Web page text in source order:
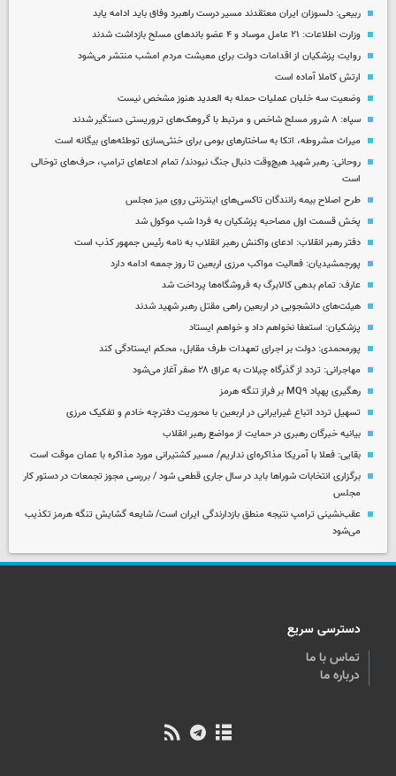
ربیعی: دلسوزان ایران معتقدند مسیر درست راهبرد وفاق باید ادامه یابد
وزارت اطلاعات: ۲۱ عامل موساد و ۴ عضو باندهای مسلح بازداشت شدند
روایت پزشکیان از اقدامات دولت برای معیشت مردم امشب منتشر می‌شود
ارتش کاملا آماده است
وضعیت سه خلبان عملیات حمله به العدید هنوز مشخص نیست
سپاه: ۸ شرور مسلح شاخص و مرتبط با گروهک‌های تروریستی دستگیر شدند
میراث مشروطه، اتکا به ساختارهای بومی برای خنثی‌سازی توطئه‌های بیگانه است
روحانی: رهبر شهید هیچ‌وقت دنبال جنگ نبودند/ تمام ادعاهای ترامپ، حرف‌های توخالی
است
طرح اصلاح بیمه رانندگان تاکسی‌های اینترنتی روی میز مجلس
پخش قسمت اول مصاحبه پزشکیان به فردا شب موکول شد
دفتر رهبر انقلاب: ادعای واکنش رهبر انقلاب به نامه رئیس جمهور کذب است
پورجمشیدیان: فعالیت مواکب مرزی اربعین تا روز جمعه ادامه دارد
عارف: تمام بدهی کالابرگ به فروشگاه‌ها پرداخت شد
هیئت‌های دانشجویی در اربعین راهی مقتل رهبر شهید شدند
پزشکیان: استعفا نخواهم داد و خواهم ایستاد
پورمحمدی: دولت بر اجرای تعهدات طرف مقابل، محکم ایستادگی کند
مهاجرانی: تردد از گذرگاه چیلات به عراق ۲۸ صفر آغاز می‌شود
رهگیری پهپاد MQ۹ بر فراز تنگه هرمز
تسهیل تردد اتباع غیرایرانی در اربعین با محوریت دفترچه خادم و تفکیک مرزی
بیانیه خبرگان رهبری در حمایت از مواضع رهبر انقلاب
بقایی: فعلا با آمریکا مذاکره‌ای نداریم/ مسیر کشتیرانی مورد مذاکره با عمان موقت است
برگزاری انتخابات شوراها باید در سال جاری قطعی شود / بررسی مجوز تجمعات در دستور کار
مجلس
عقب‌نشینی ترامپ نتیجه منطق بازدارندگی ایران است/ شایعه گشایش تنگه هرمز تکذیب
می‌شود
دسترسی سریع
تماس با ما
درباره ما